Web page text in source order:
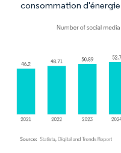
consommation